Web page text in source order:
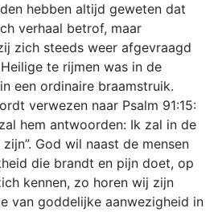
hebben altijd geweten dat
verhaal betrof, maar
zich steeds weer afgevraagd
te rijmen was in de
een ordinaire braamstruik.
verwezen naar Psalm 91:15:
hem antwoorden: Ik zal in de
God wil naast de mensen
die brandt en pijn doet, op
kennen, zo horen wij zijn
van goddelijke aanwezigheid in